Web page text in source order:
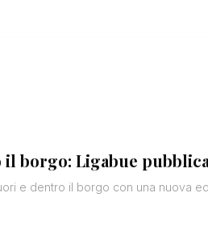
borgo: Ligabue
e dentro il borgo con una nuova